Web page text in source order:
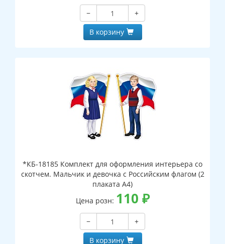
−
+
В корзину
*КБ-18185 Комплект для оформления интерьера со
скотчем. Мальчик и девочка с Российским флагом (2
плаката А4)
Цена розн: 110 ₽
−
+
В корзину